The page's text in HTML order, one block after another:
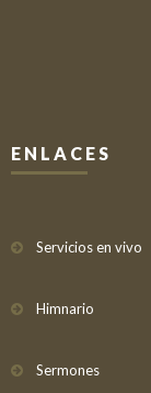
ENLACES
Servicios en vivo
Himnario
Sermones